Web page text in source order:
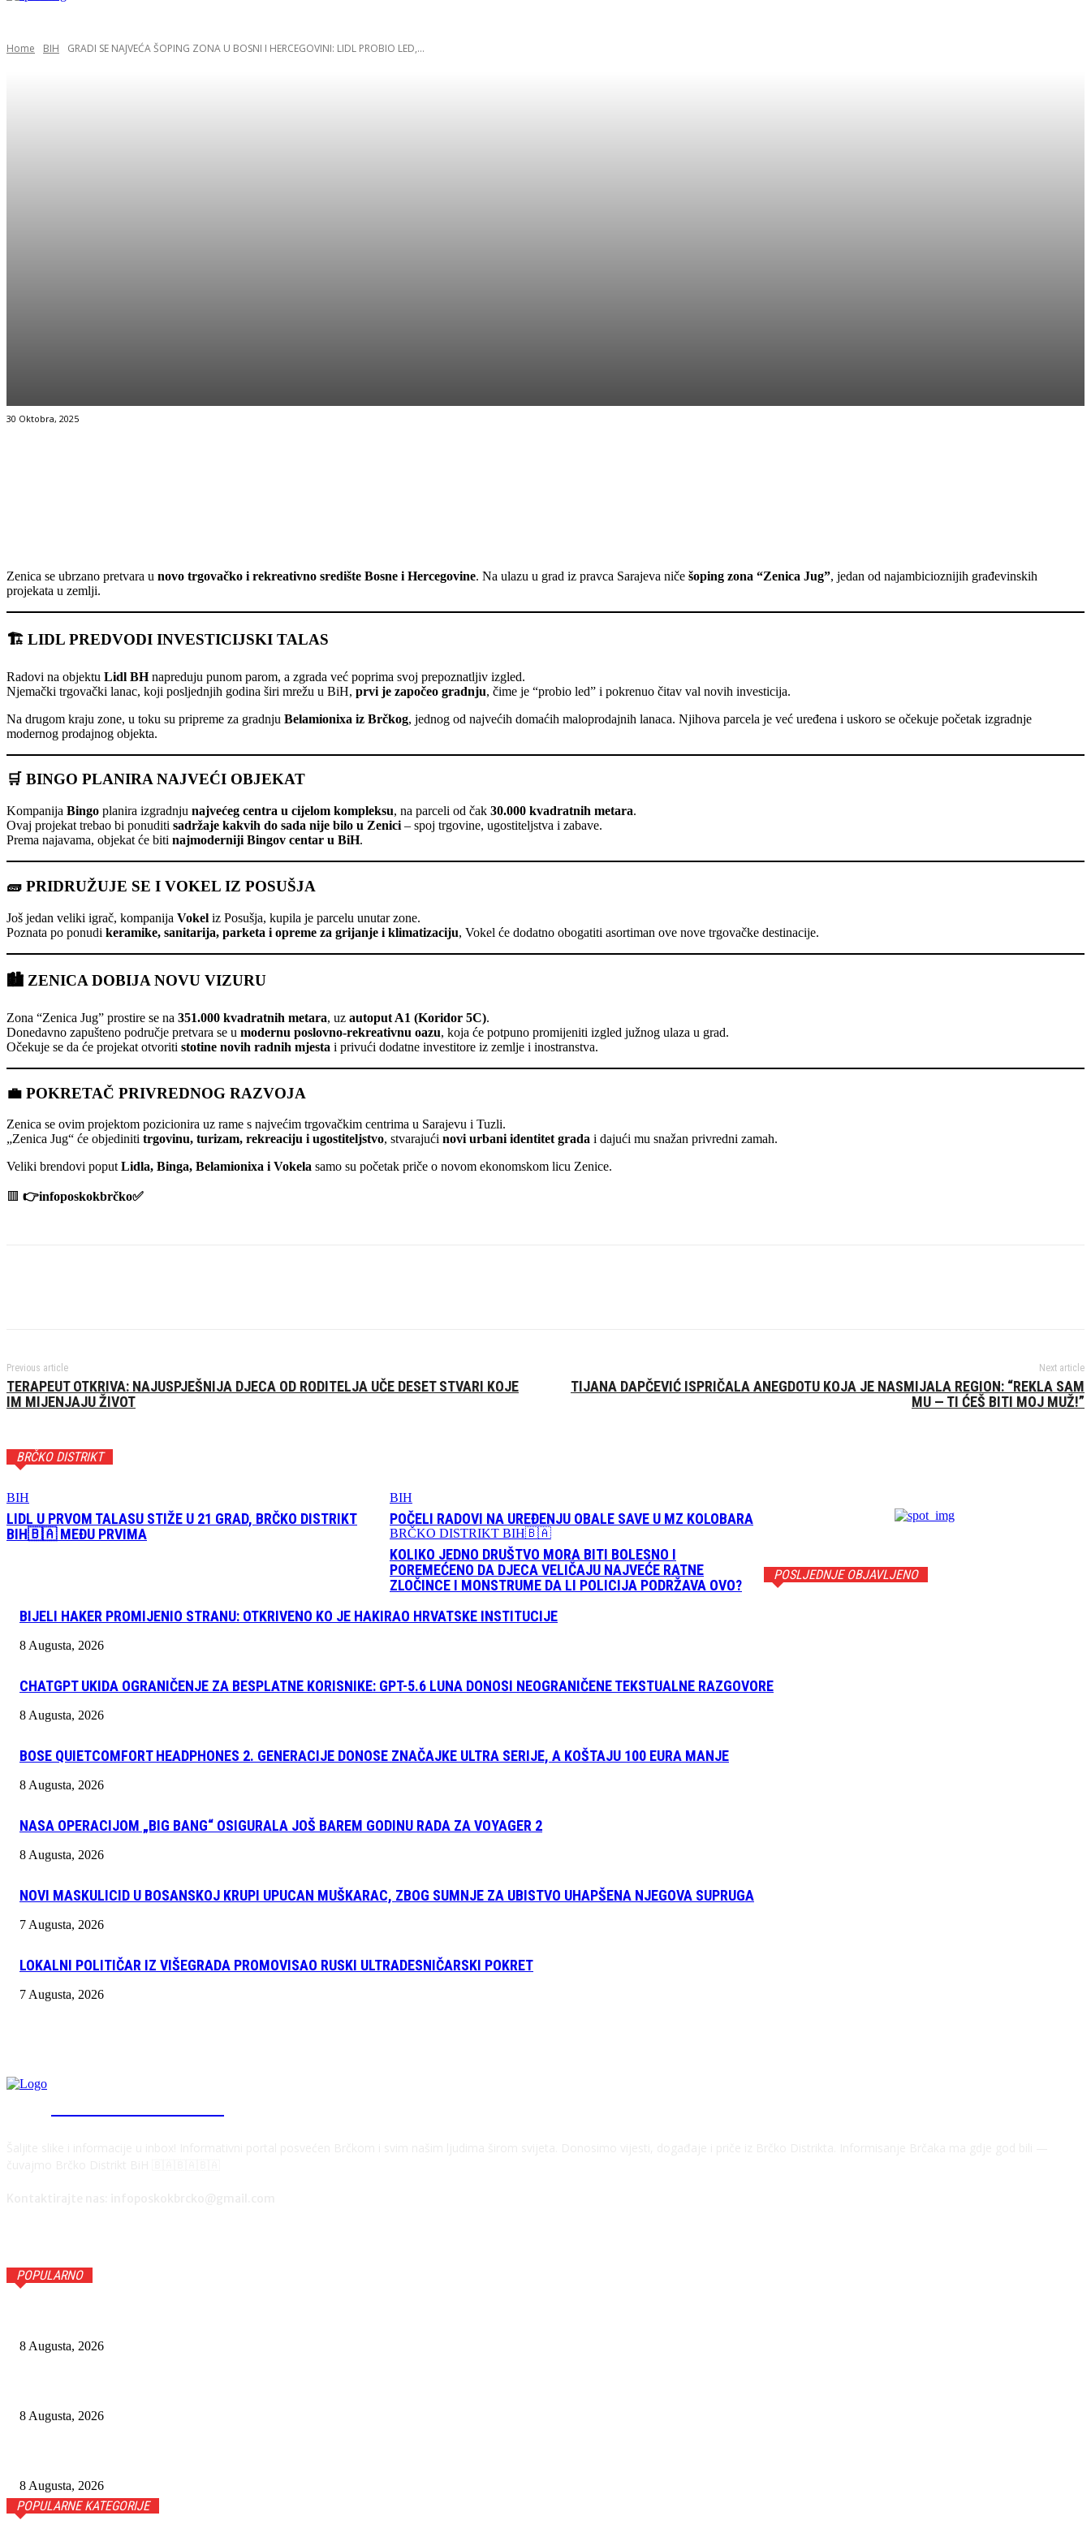
Home BIH GRADI SE NAJVEĆA ŠOPING ZONA U BOSNI I HERCEGOVINI: LIDL PROBIO LED,...
30 Oktobra, 2025
Zenica se ubrzano pretvara u novo trgovačko i rekreativno središte Bosne i Hercegovine. Na ulazu u grad iz pravca Sarajeva niče šoping zona “Zenica Jug”, jedan od najambicioznijih građevinskih
projekata u zemlji.
🏗️ LIDL PREDVODI INVESTICIJSKI TALAS
Radovi na objektu Lidl BHnapreduju punom parom, a zgrada već poprima svoj prepoznatljiv izgled.
Njemački trgovački lanac, koji posljednjih godina širi mrežu u BiH, prvi je započeo gradnju, čime je “probio led” i pokrenuo čitav val novih investicija.
Na drugom kraju zone, u toku su pripreme za gradnju Belamionixa iz Brčkog, jednog od najvećih domaćih maloprodajnih lanaca. Njihova parcela je već uređena i uskoro se očekuje početak izgradnje
modernog prodajnog objekta.
🛒 BINGO PLANIRA NAJVEĆI OBJEKAT
Kompanija Bingo planira izgradnju najvećeg centra u cijelom kompleksu, na parceli od čak 30.000 kvadratnih metara.
Ovaj projekat trebao bi ponuditi sadržaje kakvih do sada nije bilo u Zenici – spoj trgovine, ugostiteljstva i zabave.
Prema najavama, objekat će biti najmoderniji Bingov centar u BiH.
🧱 PRIDRUŽUJE SE I VOKEL IZ POSUŠJA
Još jedan veliki igrač, kompanija Vokel iz Posušja, kupila je parcelu unutar zone.
Poznata po ponudi keramike, sanitarija, parketa i opreme za grijanje i klimatizaciju, Vokel će dodatno obogatiti asortiman ove nove trgovačke destinacije.
🏙️ ZENICA DOBIJA NOVU VIZURU
Zona “Zenica Jug” prostire se na 351.000 kvadratnih metara, uz autoput A1 (Koridor 5C).
Donedavno zapušteno područje pretvara se u modernu poslovno-rekreativnu oazu, koja će potpuno promijeniti izgled južnog ulaza u grad.
Očekuje se da će projekat otvoriti stotine novih radnih mjesta i privući dodatne investitore iz zemlje i inostranstva.
💼 POKRETAČ PRIVREDNOG RAZVOJA
Zenica se ovim projektom pozicionira uz rame s najvećim trgovačkim centrima u Sarajevu i Tuzli.
„Zenica Jug“ će objediniti trgovinu, turizam, rekreaciju i ugostiteljstvo, stvarajući novi urbani identitet grada i dajući mu snažan privredni zamah.
Veliki brendovi poputLidla, Binga, Belamionixa i Vokela samo su početak priče o novom ekonomskom licu Zenice.
🟥 👉infoposkokbrčko✅️
Previous article
TERAPEUT OTKRIVA: NAJUSPJEŠNIJA DJECA OD RODITELJA UČE DESET STVARI KOJE
IM MIJENJAJU ŽIVOT
Next article
TIJANA DAPČEVIĆ ISPRIČALA ANEGDOTU KOJA JE NASMIJALA REGION: “REKLA SAM
MU — TI ĆEŠ BITI MOJ MUŽ!”
BRČKO DISTRIKT
BIH
LIDL U PRVOM TALASU STIŽE U 21 GRAD, BRČKO DISTRIKT
BIH🇧🇦 MEĐU PRVIMA
BIH
POČELI RADOVI NA UREĐENJU OBALE SAVE U MZ KOLOBARA
BRČKO DISTRIKT BIH🇧🇦
KOLIKO JEDNO DRUŠTVO MORA BITI BOLESNO I
POREMEĆENO DA DJECA VELIČAJU NAJVEĆE RATNE
ZLOČINCE I MONSTRUME DA LI POLICIJA PODRŽAVA OVO?
POSLJEDNJE OBJAVLJENO
BIJELI HAKER PROMIJENIO STRANU: OTKRIVENO KO JE HAKIRAO HRVATSKE INSTITUCIJE
8 Augusta, 2026
CHATGPT UKIDA OGRANIČENJE ZA BESPLATNE KORISNIKE: GPT-5.6 LUNA DONOSI NEOGRANIČENE TEKSTUALNE RAZGOVORE
8 Augusta, 2026
BOSE QUIETCOMFORT HEADPHONES 2. GENERACIJE DONOSE ZNAČAJKE ULTRA SERIJE, A KOŠTAJU 100 EURA MANJE
8 Augusta, 2026
NASA OPERACIJOM „BIG BANG“ OSIGURALA JOŠ BAREM GODINU RADA ZA VOYAGER 2
8 Augusta, 2026
NOVI MASKULICID U BOSANSKOJ KRUPI UPUCAN MUŠKARAC, ZBOG SUMNJE ZA UBISTVO UHAPŠENA NJEGOVA SUPRUGA
7 Augusta, 2026
LOKALNI POLITIČAR IZ VIŠEGRADA PROMOVISAO RUSKI ULTRADESNIČARSKI POKRET
7 Augusta, 2026
POPULARNO
8 Augusta, 2026
8 Augusta, 2026
8 Augusta, 2026
POPULARNE KATEGORIJE